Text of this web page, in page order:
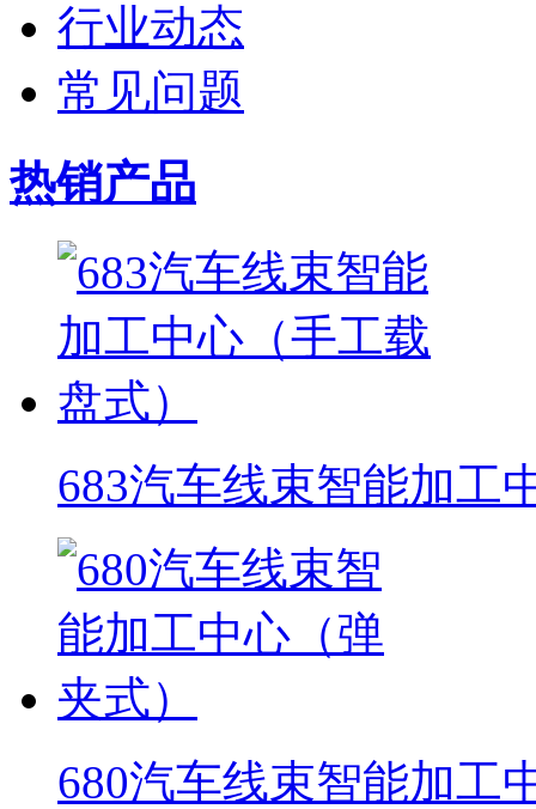
行业动态
常见问题
热销产品
683汽车线束智能加工
680汽车线束智能加工